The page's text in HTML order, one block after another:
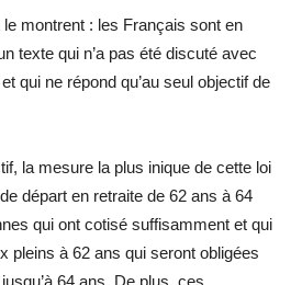
le montrent : les Français sont en
texte qui n’a pas été discuté avec
qui ne répond qu’au seul objectif de
la mesure la plus inique de cette loi
départ en retraite de 62 ans à 64
qui ont cotisé suffisamment et qui
pleins à 62 ans qui seront obligées
64 ans. De plus, ces